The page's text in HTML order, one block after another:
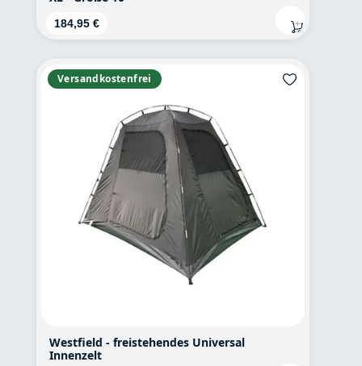
Regulärer Preis:
184,95 €
Versandkostenfrei
Westfield - freistehendes Universal
Innenzelt